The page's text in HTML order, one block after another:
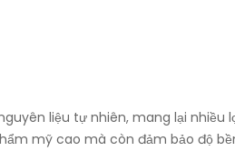
liệu tự nhiên, mang lại nhiều
mỹ cao mà còn đảm bảo độ